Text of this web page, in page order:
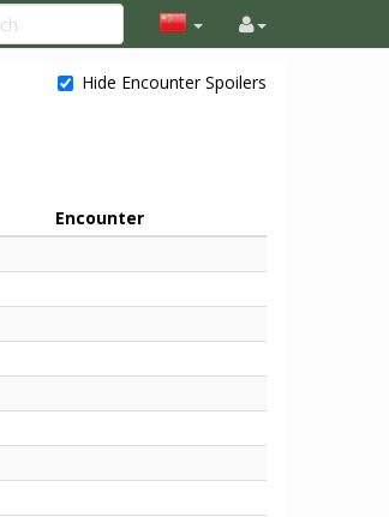
Hide Encounter Spoilers
Encounter